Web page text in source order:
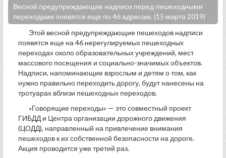
Весной предупреждающие надписи перед пешеходными
переходами появятся еще по 46 адресам. (15 марта 2019)
Этой весной предупреждающие пешеходов надписи
появятся еще на 46 нерегулируемых пешеходных
переходах около образовательных учреждений, мест
массового посещения и социально-значимых объектов.
Надписи, напоминающие взрослым и детям о том, как
нужно правильно переходить дорогу, будут нанесены на
тротуарах вблизи пешеходных переходов.
«Говорящие переходы» — это совместный проект
ГИБДД и Центра организации дорожного движения
(ЦОДД), направленный на привлечение внимания
пешеходов к их собственной безопасности на дороге.
Акция проводится уже третий раз.